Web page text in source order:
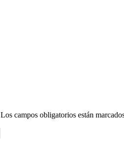
Los campos obligatorios están